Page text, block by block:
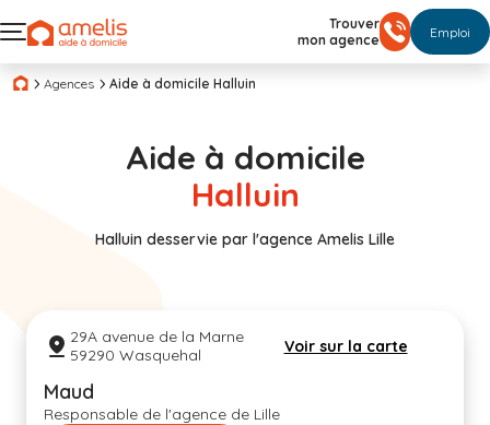
Trouver
mon agence
Emploi
Agences Aide à domicile Halluin
Aide à domicile
Halluin
Halluin desservie par l'agence Amelis Lille
29A avenue de la Marne
59290 Wasquehal
Voir sur la carte
Maud
Responsable de l'agence de Lille